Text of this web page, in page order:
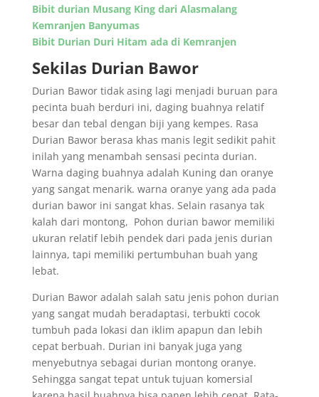
Bibit durian Musang King dari Alasmalang
Kemranjen Banyumas
Bibit Durian Duri Hitam ada di Kemranjen
Sekilas Durian Bawor
Durian Bawor tidak asing lagi menjadi buruan para
pecinta buah berduri ini, daging buahnya relatif
besar dan tebal dengan biji yang kempes. Rasa
Durian Bawor berasa khas manis legit sedikit pahit
inilah yang menambah sensasi pecinta durian.
Warna daging buahnya adalah Kuning dan oranye
yang sangat menarik. warna oranye yang ada pada
durian bawor ini sangat khas. Selain rasanya tak
kalah dari montong, Pohon durian bawor memiliki
ukuran relatif lebih pendek dari pada jenis durian
lainnya, tapi memiliki pertumbuhan buah yang
lebat.
Durian Bawor adalah salah satu jenis pohon durian
yang sangat mudah beradaptasi, terbukti cocok
tumbuh pada lokasi dan iklim apapun dan lebih
cepat berbuah. Durian ini banyak juga yang
menyebutnya sebagai durian montong oranye.
Sehingga sangat tepat untuk tujuan komersial